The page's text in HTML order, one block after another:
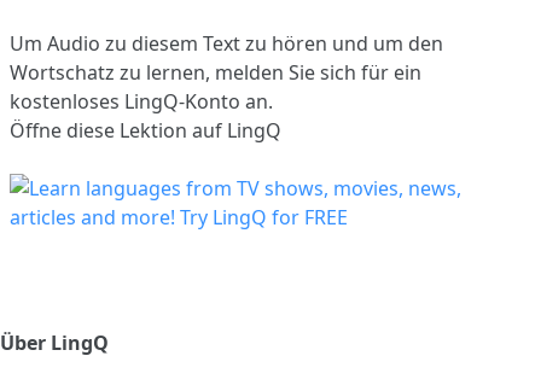
Um Audio zu diesem Text zu hören und um den
Wortschatz zu lernen, melden Sie sich für ein
kostenloses LingQ-Konto an.
Öffne diese Lektion auf LingQ
Über LingQ